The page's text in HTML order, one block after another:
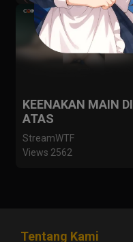
KEENAKAN MAIN DI
ATAS
StreamWTF
Views 2562
Tentang Kami